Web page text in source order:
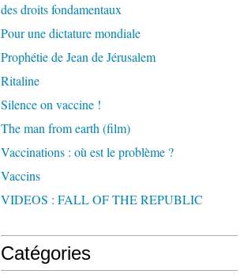
des droits fondamentaux
Pour une dictature mondiale
Prophétie de Jean de Jérusalem
Ritaline
Silence on vaccine !
The man from earth (film)
Vaccinations : où est le problème ?
Vaccins
VIDEOS : FALL OF THE REPUBLIC
Catégories